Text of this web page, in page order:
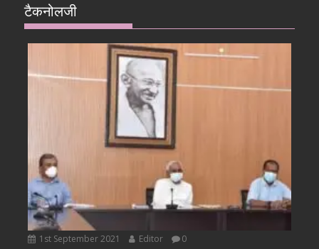
टैकनोलजी
1st September 2021 Editor 0